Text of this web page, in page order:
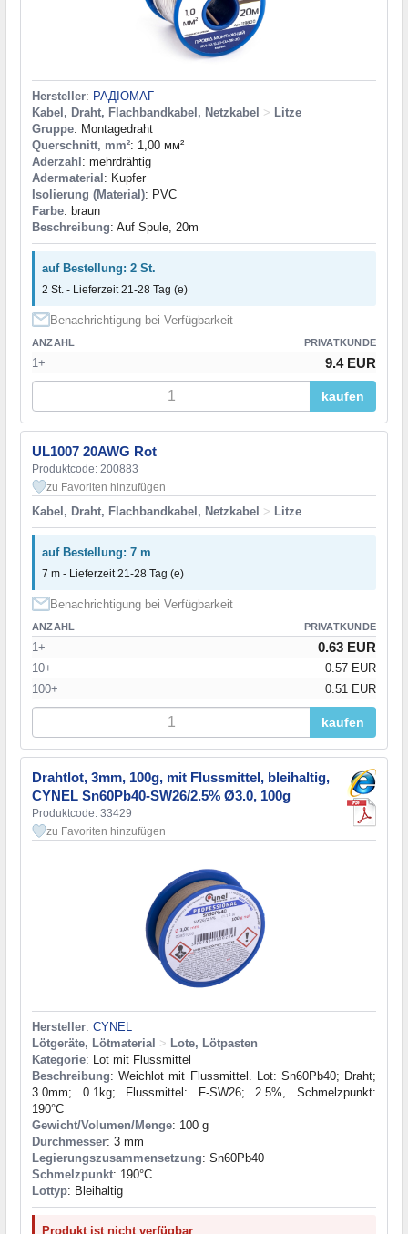
Hersteller: РАДІОМАГ
Kabel, Draht, Flachbandkabel, Netzkabel > Litze
Gruppe: Montagedraht
Querschnitt, mm²: 1,00 мм²
Aderzahl : mehrdrähtig
Adermaterial : Kupfer
Isolierung (Material): PVC
Farbe: braun
Beschreibung: Auf Spule, 20m
auf Bestellung: 2 St.
2 St. - Lieferzeit 21-28 Tag (e)
Benachrichtigung bei Verfügbarkeit
ANZAHL PRIVATKUNDE
1+ 9.4 EUR
kaufen
UL1007 20AWG Rot
Produktcode: 200883
zu Favoriten hinzufügen
Kabel, Draht, Flachbandkabel, Netzkabel > Litze
auf Bestellung: 7 m
7 m - Lieferzeit 21-28 Tag (e)
Benachrichtigung bei Verfügbarkeit
ANZAHL PRIVATKUNDE
1+ 0.63 EUR
10+
0.57 EUR
100+
0.51 EUR
kaufen
Drahtlot, 3mm, 100g, mit Flussmittel, bleihaltig,
CYNEL Sn60Pb40-SW26/2.5% Ø3.0, 100g
Produktcode: 33429
zu Favoriten hinzufügen
Hersteller: CYNEL
Lötgeräte, Lötmaterial > Lote, Lötpasten
Kategorie: Lot mit Flussmittel
Beschreibung: Weichlot mit Flussmittel. Lot: Sn60Pb40; Draht;
3.0mm; 0.1kg; Flussmittel: F-SW26; 2.5%, Schmelzpunkt:
190°C
Gewicht/Volumen/Menge: 100 g
Durchmesser: 3 mm
Legierungszusammensetzung: Sn60Pb40
Schmelzpunkt: 190°С
Lottyp: Bleihaltig
Produkt ist nicht verfügbar